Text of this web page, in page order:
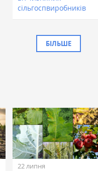
сільгоспвиробників
БІЛЬШЕ
22 липня